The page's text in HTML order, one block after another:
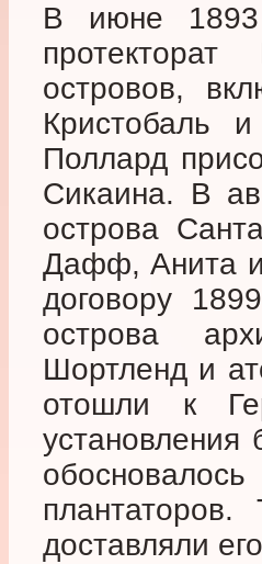
В июне 1893
островов,
Кристобаль
Поллард
Сикаина. В
острова
Дафф, Анита и
договору
острова
Шортленд и
отошли к
установления
доставляли